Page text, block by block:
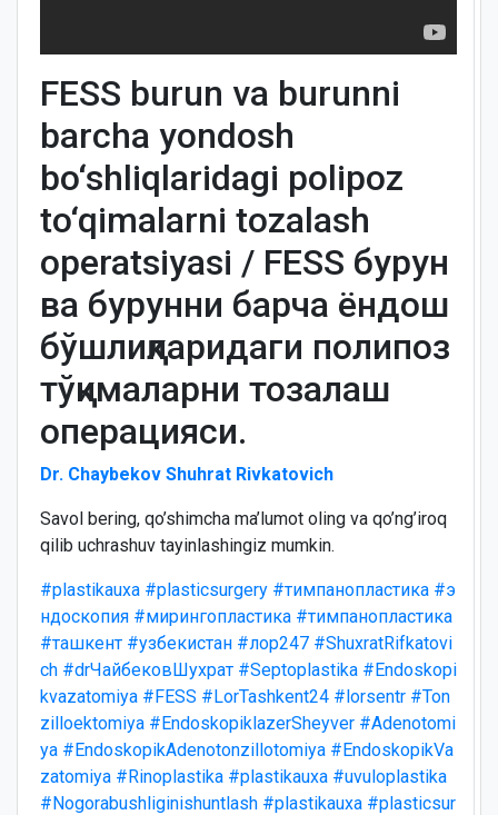
FESS burun va burunni
barcha yondosh
bo‘shliqlaridagi polipoz
to‘qimalarni tozalash
operatsiyasi / FESS бурун
ва бурунни барча ёндош
бўшлиқларидаги полипоз
тўқималарни тозалаш
операцияси.
Dr. Chaybekov Shuhrat Rivkatovich
Savol bering, qo’shimcha ma’lumot oling va qo’ng’iroq
qilib uchrashuv tayinlashingiz mumkin.
#plastikauxa #plasticsurgery #тимпанопластика #э
ндоскопия #мирингопластика #тимпанопластика
#ташкент #узбекистан #лор247 #ShuxratRifkatovi
ch #drЧайбековШухрат #Septoplastika #Endoskopi
kvazatomiya #FESS #LorTashkent24 #lorsentr #Ton
zilloektomiya #EndoskopiklazerSheyver #Adenotomi
ya #EndoskopikAdenotonzillotomiya #EndoskopikVa
zatomiya #Rinoplastika #plastikauxa #uvuloplastika
#Nogorabushliginishuntlash #plastikauxa #plasticsur